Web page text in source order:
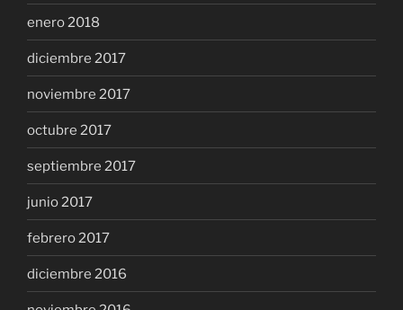
enero 2018
diciembre 2017
noviembre 2017
octubre 2017
septiembre 2017
junio 2017
febrero 2017
diciembre 2016